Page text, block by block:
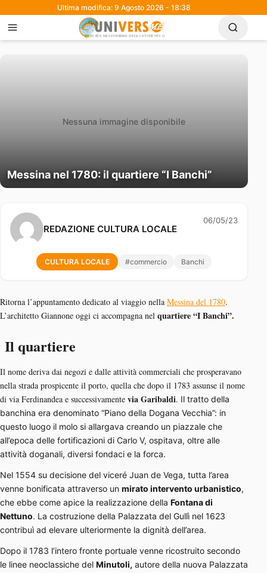
Ultima modifica: 9 Agosto 2026 - 18:38
Nessuna immagine disponibile
Messina nel 1780: il quartiere “I Banchi”
REDAZIONE CULTURA LOCALE
06/05/23
CULTURA LOCALE #commercio Banchi
Ritorna l’appuntamento dedicato al viaggio nella Messina del 1780.
L’architetto Giannone oggi ci accompagna nel quartiere “I Banchi”.
Il quartiere
Il nome deriva dai negozi e dalle attività commerciali che prosperavano
nella strada prospicente il porto, quella che dopo il 1783 assunse il nome
di via Ferdinandea e successivamente via Garibaldi. Il tratto della
banchina era denominato “Piano della Dogana Vecchia”: in
questo luogo il molo si allargava creando un piazzale che
all’epoca delle fortificazioni di Carlo V, ospitava, oltre alle
attività doganali, diversi fondaci e la forca.
Nel 1554 su decisione del viceré Juan de Vega, tutta l’area
venne bonificata attraverso un mirato intervento urbanistico,
che ebbe come apice la realizzazione della Fontana di
Nettuno. La costruzione della Palazzata del Gullì nel 1623
contribuì ad elevare ulteriormente la dignità dell’area.
Dopo il 1783 l’intero fronte portuale venne ricostruito secondo
le linee neoclassiche del Minutoli, autore della nuova Palazzata